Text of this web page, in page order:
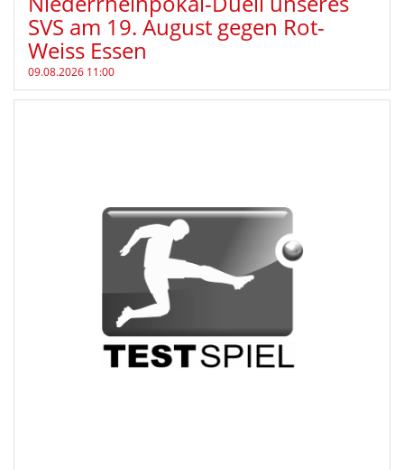
SVS am 19. August gegen Rot-
Weiss Essen
09.08.2026 11:00